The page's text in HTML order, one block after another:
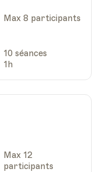
19.00
5, Echallens
Capacité
Max 8 participants
Séances
10 séances
1h
Capacité
Max 12
participants